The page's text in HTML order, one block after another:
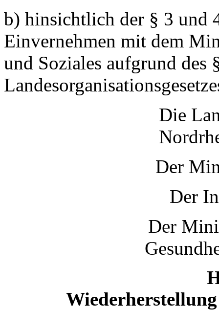
b) hinsichtlich der § 3 und
Einvernehmen mit dem
und Soziales aufgrund des
Die
Der
Der
Der